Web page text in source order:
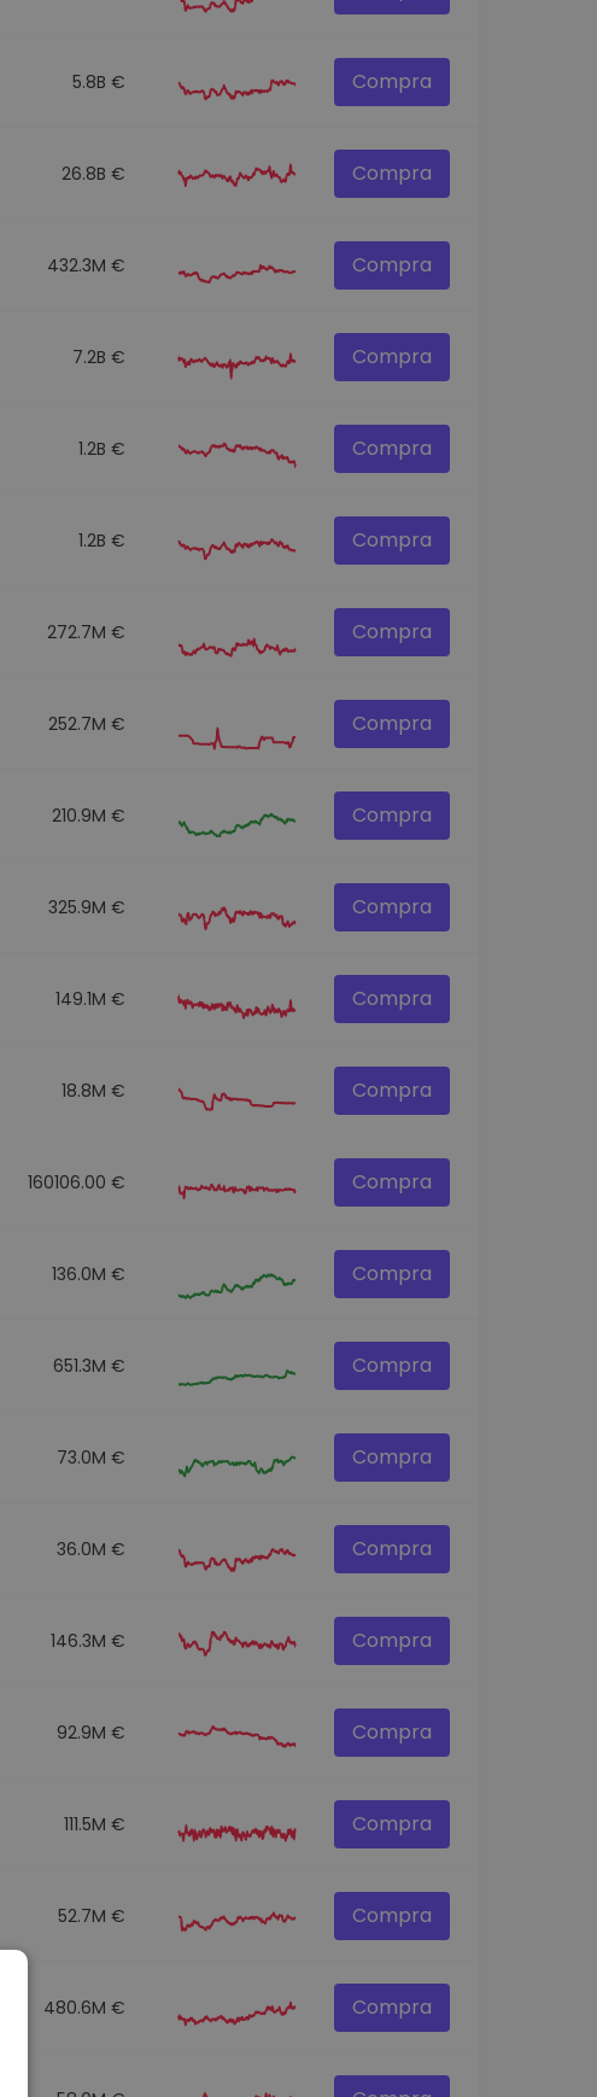
5.8B € Compra
26.8B € Compra
432.3M € Compra
7.2B € Compra
1.2B € Compra
1.2B € Compra
272.7M € Compra
252.7M € Compra
210.9M € Compra
325.9M € Compra
149.1M € Compra
18.8M € Compra
160106.00 € Compra
136.0M € Compra
651.3M € Compra
73.0M € Compra
36.0M € Compra
146.3M € Compra
92.9M € Compra
111.5M € Compra
52.7M € Compra
480.6M € Compra